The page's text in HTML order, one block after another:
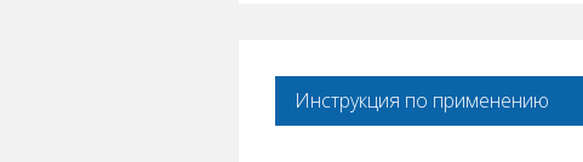
Инструкция по применению